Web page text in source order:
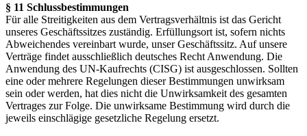
§ 11 Schlussbestimmungen
Für alle Streitigkeiten aus dem Vertragsverhältnis ist das Gericht
unseres Geschäftssitzes zuständig. Erfüllungsort ist, sofern nichts
Abweichendes vereinbart wurde, unser Geschäftssitz. Auf unsere
Verträge findet ausschließlich deutsches Recht Anwendung. Die
Anwendung des UN-Kaufrechts (CISG) ist ausgeschlossen. Sollten
eine oder mehrere Regelungen dieser Bestimmungen unwirksam
sein oder werden, hat dies nicht die Unwirksamkeit des gesamten
Vertrages zur Folge. Die unwirksame Bestimmung wird durch die
jeweils einschlägige gesetzliche Regelung ersetzt.